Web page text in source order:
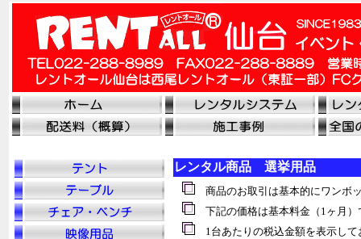
レンタル商品 選挙用品
商品のお取引は基本的にワンボ
下記の価格は基本料金（1ヶ月）
1台あたりの税込金額を表示して